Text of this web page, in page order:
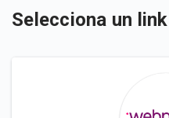
Selecciona un